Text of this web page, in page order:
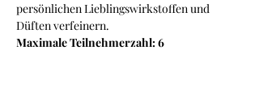
persönlichen Lieblingswirkstoffen und
Düften verfeinern.
Maximale Teilnehmerzahl: 6